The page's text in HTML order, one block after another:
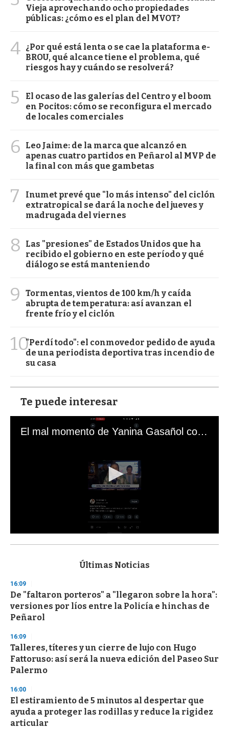
Vieja aprovechando ocho propiedades
públicas: ¿cómo es el plan del MVOT?
4 ¿Por qué está lenta o se cae la plataforma e-
BROU, qué alcance tiene el problema, qué
riesgos hay y cuándo se resolverá?
5
El ocaso de las galerías del Centro y el boom
en Pocitos: cómo se reconfigura el mercado
de locales comerciales
6
Leo Jaime: de la marca que alcanzó en
apenas cuatro partidos en Peñarol al MVP de
la final con más que gambetas
7
Inumet prevé que "lo más intenso" del ciclón
extratropical se dará la noche del jueves y
madrugada del viernes
8
Las "presiones" de Estados Unidos que ha
recibido el gobierno en este período y qué
diálogo se está manteniendo
9
Tormentas, vientos de 100 km/h y caída
abrupta de temperatura: así avanzan el
frente frío y el ciclón
10"Perdí todo": el conmovedor pedido de ayuda
de una periodista deportiva tras incendio de
su casa
Te puede interesar
El mal momento de Yanina Gasañol con un hincha argentino en "Subrayado"
s
d
s
o
f
3
s
e
c
o
n
Últimas Noticias
16:09
De "faltaron porteros" a "llegaron sobre la hora":
versiones por líos entre la Policía e hinchas de
Peñarol
16:09
Talleres, títeres y un cierre de lujo con Hugo
Fattoruso: así será la nueva edición del Paseo Sur
Palermo
16:00
El estiramiento de 5 minutos al despertar que
ayuda a proteger las rodillas y reduce la rigidez
articular